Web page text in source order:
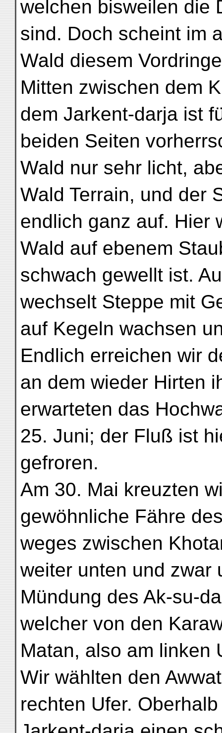
welchen bisweilen die
sind. Doch scheint im
Wald diesem
Mitten zwischen dem
dem Jarkent-darja ist
beiden Seiten
Wald nur sehr licht,
Wald Terrain, und der
endlich ganz auf. Hier
Wald auf ebenem
schwach gewellt ist.
wechselt Steppe mit
auf Kegeln wachsen
Endlich erreichen wir
an dem wieder Hirten
erwarteten das
25. Juni; der Fluß ist
gefroren.
Am 30. Mai kreuzten
gewöhnliche Fähre
weges zwischen
weiter unten und zwar
Mündung des Ak-su-
welcher von den
Matan, also am linken
Wir wählten den
rechten Ufer.